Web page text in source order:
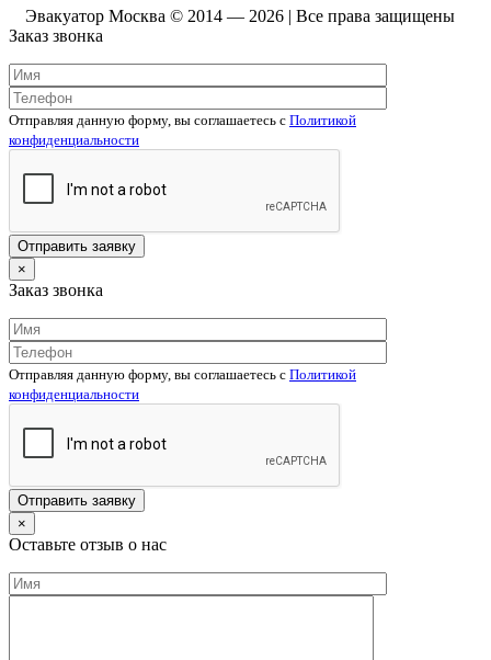
Эвакуатор Москва © 2014 — 2026 | Все права защищены
Заказ звонка
Отправляя данную форму, вы соглашаетесь c Политикой
конфиденциальности
×
Заказ звонка
Отправляя данную форму, вы соглашаетесь c Политикой
конфиденциальности
×
Оставьте отзыв о нас